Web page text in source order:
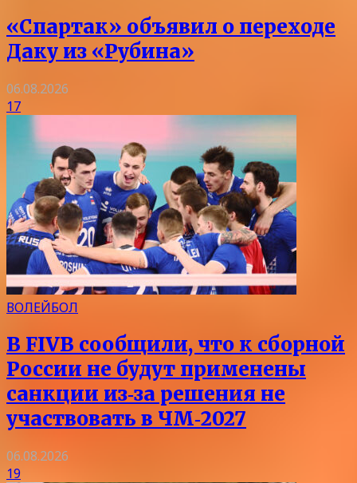
«Спартак» объявил о переходе
Даку из «Рубина»
06.08.2026
17
ВОЛЕЙБОЛ
В FIVB сообщили, что к сборной
России не будут применены
санкции из‑за решения не
участвовать в ЧМ‑2027
06.08.2026
19